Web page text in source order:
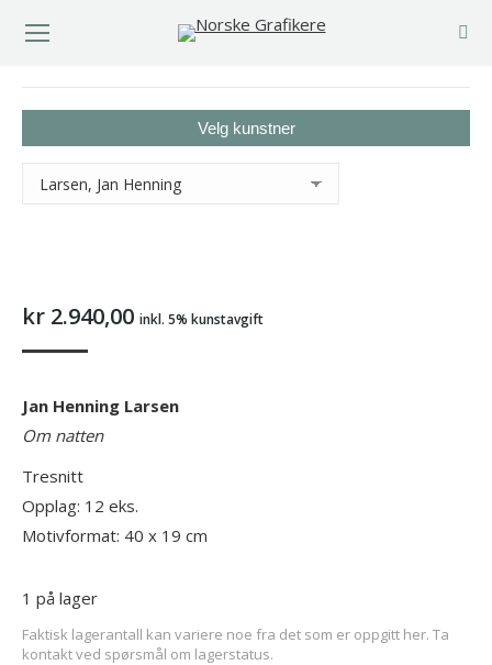
Velg kunstner
kr 2.940,00 inkl. 5% kunstavgift
Jan Henning Larsen
Om natten
Tresnitt
Opplag: 12 eks.
Motivformat: 40 x 19 cm
1 på lager
Faktisk lagerantall kan variere noe fra det som er oppgitt her. Ta
kontakt ved spørsmål om lagerstatus.